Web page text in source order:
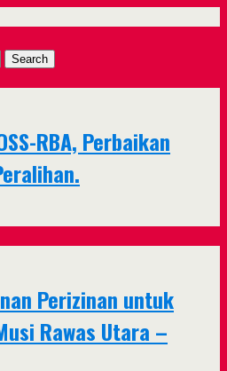
RBA, Perbaikan
Perizinan untuk
Rawas Utara –